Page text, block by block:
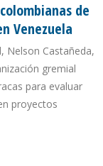
de
Venezuela
Nelson Castañeda,
gremial
para evaluar
proyectos